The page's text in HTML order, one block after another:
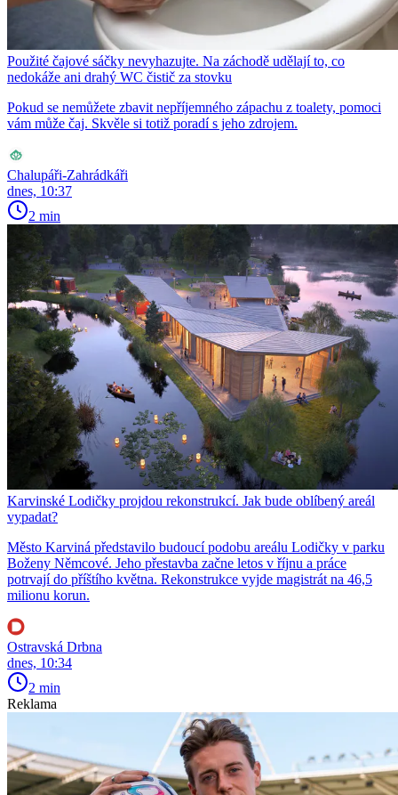
Použité čajové sáčky nevyhazujte. Na záchodě udělají to, co
nedokáže ani drahý WC čistič za stovku
Pokud se nemůžete zbavit nepříjemného zápachu z toalety, pomoci
vám může čaj. Skvěle si totiž poradí s jeho zdrojem.
Chalupáři-Zahrádkáři
dnes, 10:37
2 min
Karvinské Lodičky projdou rekonstrukcí. Jak bude oblíbený areál
vypadat?
Město Karviná představilo budoucí podobu areálu Lodičky v parku
Boženy Němcové. Jeho přestavba začne letos v říjnu a práce
potrvají do příštího května. Rekonstrukce vyjde magistrát na 46,5
milionu korun.
Ostravská Drbna
dnes, 10:34
2 min
Reklama